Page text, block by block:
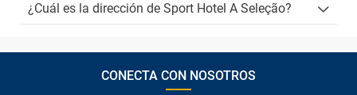
¿Cuál es la dirección de Sport Hotel A Seleção?
CONECTA CON NOSOTROS